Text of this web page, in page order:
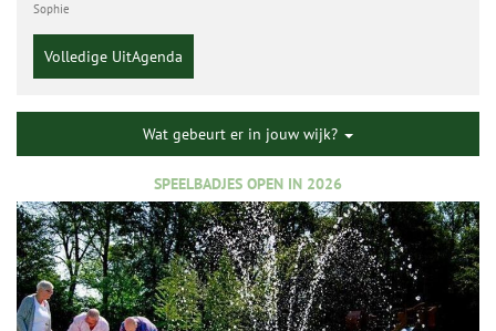
Sophie
Volledige UitAgenda
Wat gebeurt er in jouw wijk?
SPEELBADJES OPEN IN 2026